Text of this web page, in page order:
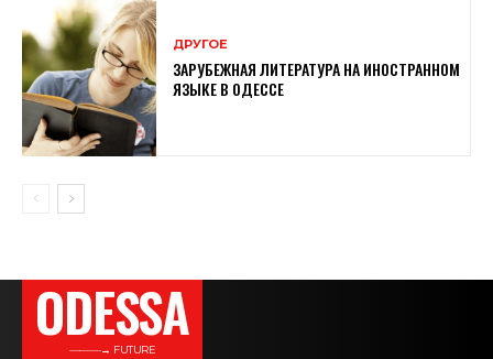
ДРУГОЕ
ЗАРУБЕЖНАЯ ЛИТЕРАТУРА НА ИНОСТРАННОМ
ЯЗЫКЕ В ОДЕССЕ
ODESSA
———→ FUTURE